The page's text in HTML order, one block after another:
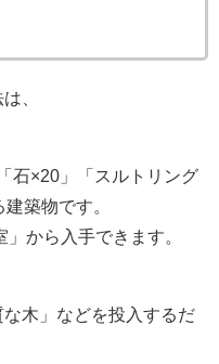
、
石×20」「スルトリング
築物です。
」から入手できます。
木」などを投入するだ